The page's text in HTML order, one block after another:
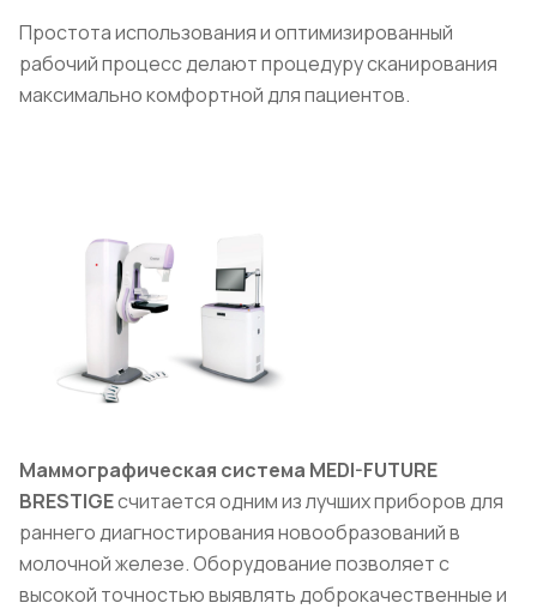
Простота использования и оптимизированный
рабочий процесс делают процедуру сканирования
максимально комфортной для пациентов.
Маммографическая система MEDI-FUTURE
BRESTIGEсчитается одним из лучших приборов для
раннего диагностирования новообразований в
молочной железе. Оборудование позволяет с
высокой точностью выявлять доброкачественные и